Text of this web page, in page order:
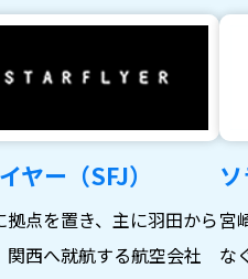
ヤー（SFJ）
点を置き、主に羽田から
関西へ就航する航空会社
宮
な